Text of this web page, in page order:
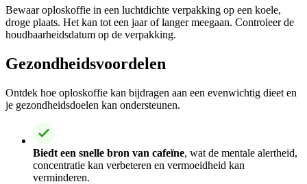
Bewaar oploskoffie in een luchtdichte verpakking op een koele,
droge plaats. Het kan tot een jaar of langer meegaan. Controleer de
houdbaarheidsdatum op de verpakking.
Gezondheidsvoordelen
Ontdek hoe oploskoffie kan bijdragen aan een evenwichtig dieet en
je gezondheidsdoelen kan ondersteunen.
Biedt een snelle bron van cafeïne, wat de mentale alertheid,
concentratie kan verbeteren en vermoeidheid kan
verminderen.